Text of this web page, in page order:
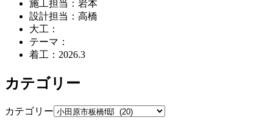
施工担当：岩本
設計担当：高橋
大工：
テーマ：
着工：2026.3
カテゴリー
カテゴリー